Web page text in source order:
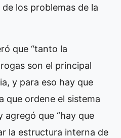
los problemas de la
que “tanto la
son el principal
y para eso hay que
que ordene el sistema
agregó que “hay que
la estructura interna de